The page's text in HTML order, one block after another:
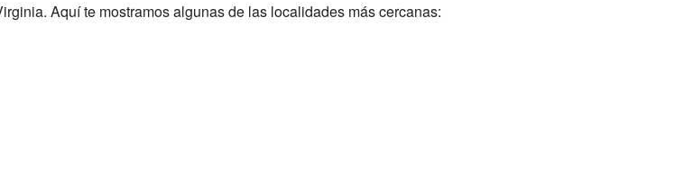
Aquí te mostramos algunas de las localidades más cercanas: